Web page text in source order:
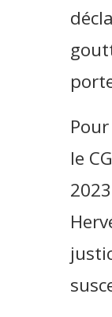
le